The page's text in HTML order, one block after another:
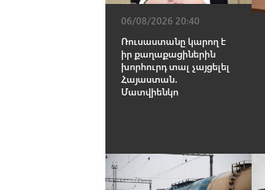
06/08/2026 20:40
Ռուսաստանը կարող է
իր քաղաքացիներին
խորհուրդ տալ չայցելել
Հայաստան․
Մատվիենկո